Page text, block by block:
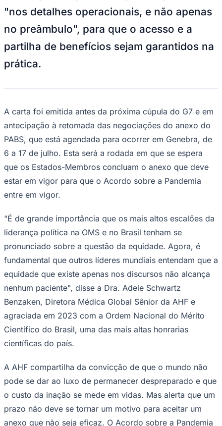
NBA
NFL
Fórmula 1
UFC
Tênis (ATP)
MLB
NHL
Atletismo
NBB
Brasileirão Série A
Brasileirão Série B
Paulistão
Libertadores
Sul-Americana
Champions League
Premier League
La Liga
Mundial 2026
Times - Ir direto
"nos detalhes operacionais, e não apenas
no preâmbulo", para que o acesso e a
partilha de benefícios sejam garantidos na
prática.
A carta foi emitida antes da próxima cúpula do G7 e em
antecipação à retomada das negociações do anexo do
PABS, que está agendada para ocorrer em Genebra, de
6 a 17 de julho. Esta será a rodada em que se espera
que os Estados-Membros concluam o anexo que deve
estar em vigor para que o Acordo sobre a Pandemia
entre em vigor.
"É de grande importância que os mais altos escalões da
liderança política na OMS e no Brasil tenham se
pronunciado sobre a questão da equidade. Agora, é
fundamental que outros líderes mundiais entendam que a
equidade que existe apenas nos discursos não alcança
nenhum paciente", disse a Dra. Adele Schwartz
Benzaken, Diretora Médica Global Sênior da AHF e
agraciada em 2023 com a Ordem Nacional do Mérito
Científico do Brasil, uma das mais altas honrarias
científicas do país.
A AHF compartilha da convicção de que o mundo não
pode se dar ao luxo de permanecer despreparado e que
o custo da inação se mede em vidas. Mas alerta que um
prazo não deve se tornar um motivo para aceitar um
anexo que não seja eficaz. O Acordo sobre a Pandemia